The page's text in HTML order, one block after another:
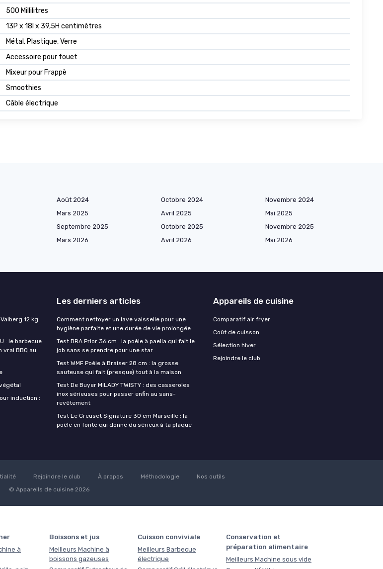
500 Millilitres
13P x 18l x 39,5H centimètres
Métal, Plastique, Verre
Accessoire pour fouet
Mixeur pour Frappè
Smoothies
Câble électrique
Août 2024 Octobre 2024
Novembre 2024
Mars 2025 Avril 2025
Mai 2025
Septembre 2025 Octobre 2025
Novembre 2025
Mars 2026 Avril 2026
Mai 2026
12 kg
: le barbecue
BBQ au
induction :
Les derniers articles
Comment nettoyer un lave vaisselle pour une
hygiène parfaite et une durée de vie prolongée
Test BRA Prior 36 cm : la poêle à paella qui fait le
job sans se prendre pour une star
Test WMF Poêle à Braiser 28 cm : la grosse
sauteuse qui fait (presque) tout à la maison
Test De Buyer MILADY TWISTY : des casseroles
inox sérieuses pour passer enfin au sans-
revêtement
Test Le Creuset Signature 30 cm Marseille : la
poêle en fonte qui donne du sérieux à ta plaque
Appareils de cuisine
Comparatif air fryer
Coût de cuisson
Sélection hiver
Rejoindre le club
Rejoindre le club À propos Méthodologie
Nos outils
© Appareils de cuisine 2026
à
Boissons et jus
Meilleurs Machine à
boissons gazeuses
Cuisson conviviale
Meilleurs Barbecue
électrique
Conservation et
préparation alimentaire
Meilleurs Machine sous vide